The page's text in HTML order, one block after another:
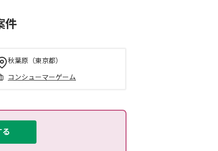
件
秋葉原（東京都）
コンシューマーゲーム